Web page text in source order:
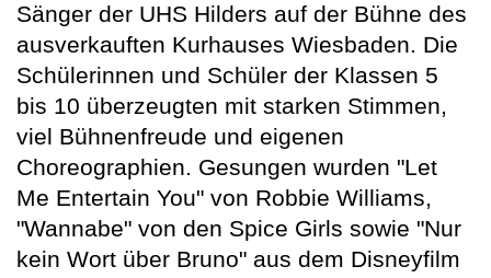
Sänger der UHS Hilders auf der Bühne des
ausverkauften Kurhauses Wiesbaden. Die
Schülerinnen und Schüler der Klassen 5
bis 10 überzeugten mit starken Stimmen,
viel Bühnenfreude und eigenen
Choreographien. Gesungen wurden "Let
Me Entertain You" von Robbie Williams,
"Wannabe" von den Spice Girls sowie "Nur
kein Wort über Bruno" aus dem Disneyfilm